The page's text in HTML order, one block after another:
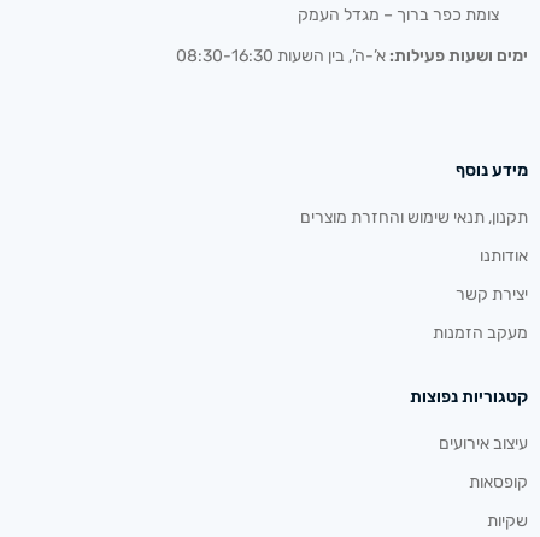
צומת כפר ברוך – מגדל העמק
ימים ושעות פעילות: א’-ה’, בין השעות 08:30-16:30
מידע נוסף
תקנון, תנאי שימוש והחזרת מוצרים
אודותנו
יצירת קשר
מעקב הזמנות
קטגוריות נפוצות
עיצוב אירועים
קופסאות
שקיות